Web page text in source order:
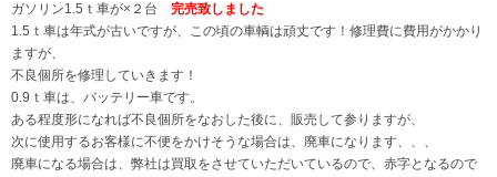
ガソリン1.5ｔ車が×２台 完売致しました
1.5ｔ車は年式が古いですが、この頃の車輌は頑丈です！修理費に費用がかかり
ますが、
不良個所を修理していきます！
0.9ｔ車は、バッテリー車です。
ある程度形になれば不良個所をなおした後に、販売して参りますが、
次に使用するお客様に不便をかけそうな場合は、廃車になります、、、
廃車になる場合は、弊社は買取をさせていただいているので、赤字となるので